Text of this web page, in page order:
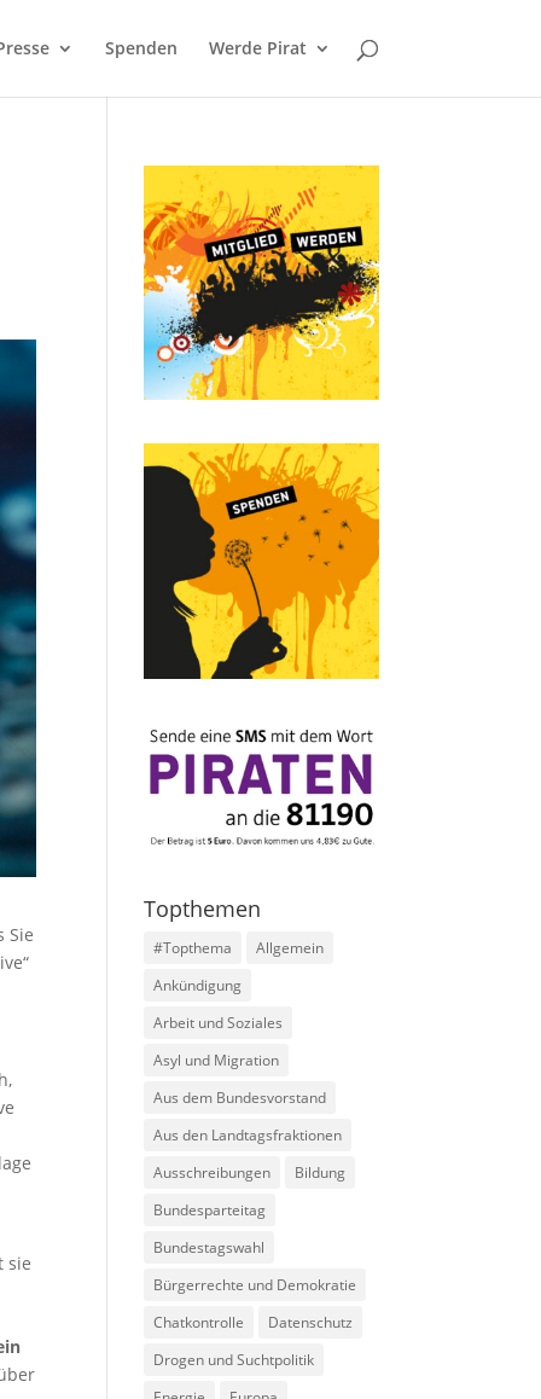
Spenden Werde Pirat
Sie
sie
Topthemen
#Topthema
Allgemein
Ankündigung
Arbeit und Soziales
Asyl und Migration
Aus dem Bundesvorstand
Aus den Landtagsfraktionen
Ausschreibungen
Bildung
Bundesparteitag
Bundestagswahl
Bürgerrechte und Demokratie
Chatkontrolle
Datenschutz
Drogen und Suchtpolitik